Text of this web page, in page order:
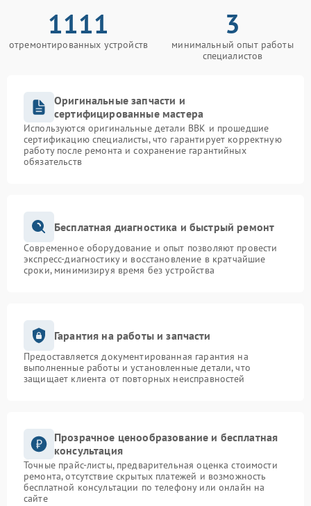
1111
отремонтированных устройств
3
минимальный опыт работы
специалистов
Оригинальные запчасти и
сертифицированные мастера
Используются оригинальные детали BBK и прошедшие
сертификацию специалисты, что гарантирует корректную
работу после ремонта и сохранение гарантийных
обязательств
Бесплатная диагностика и быстрый ремонт
Современное оборудование и опыт позволяют провести
экспресс-диагностику и восстановление в кратчайшие
сроки, минимизируя время без устройства
Гарантия на работы и запчасти
Предоставляется документированная гарантия на
выполненные работы и установленные детали, что
защищает клиента от повторных неисправностей
Прозрачное ценообразование и бесплатная
консультация
Точные прайс-листы, предварительная оценка стоимости
ремонта, отсутствие скрытых платежей и возможность
бесплатной консультации по телефону или онлайн на
сайте